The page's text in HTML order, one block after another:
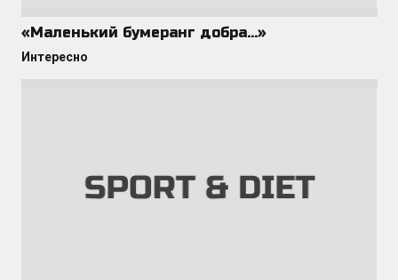
«Маленький бумеранг добра…»
Интересно